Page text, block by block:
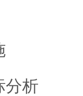
分析